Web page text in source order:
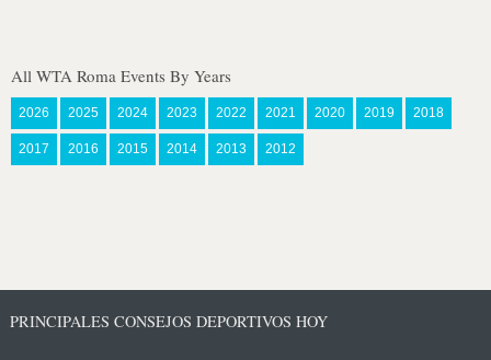
All WTA Roma Events By Years
2026 2025 2024 2023 2022 2021 2020 2019 2018
2017 2016 2015 2014 2013 2012
PRINCIPALES CONSEJOS DEPORTIVOS HOY